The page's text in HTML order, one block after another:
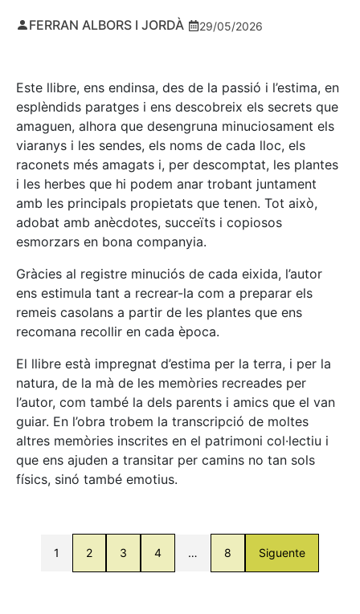
FERRAN ALBORS I JORDÀ 29/05/2026
Este llibre, ens endinsa, des de la passió i l’estima, en
esplèndids paratges i ens descobreix els secrets que
amaguen, alhora que desengruna minuciosament els
viaranys i les sendes, els noms de cada lloc, els
raconets més amagats i, per descomptat, les plantes
i les herbes que hi podem anar trobant juntament
amb les principals propietats que tenen. Tot això,
adobat amb anècdotes, succeïts i copiosos
esmorzars en bona companyia.
Gràcies al registre minuciós de cada eixida, l’autor
ens estimula tant a recrear-la com a preparar els
remeis casolans a partir de les plantes que ens
recomana recollir en cada època.
El llibre està impregnat d’estima per la terra, i per la
natura, de la mà de les memòries recreades per
l’autor, com també la dels parents i amics que el van
guiar. En l’obra trobem la transcripció de moltes
altres memòries inscrites en el patrimoni col·lectiu i
que ens ajuden a transitar per camins no tan sols
físics, sinó també emotius.
1 2 3 4 … 8 Siguente